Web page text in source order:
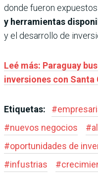
donde fueron expuestos
y herramientas
y el desarrollo de
Leé más: Paraguay
inversiones con Santa
Etiquetas: #
#nuevos negocios #
#oportunidades de
#infustrias #